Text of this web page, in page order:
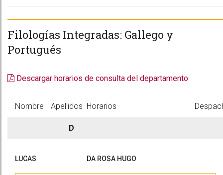
Filologías Integradas: Gallego y
Portugués
Descargar horarios de consulta del departamento
Nombre Apellidos Horarios
D
LUCAS DA ROSA HUGO